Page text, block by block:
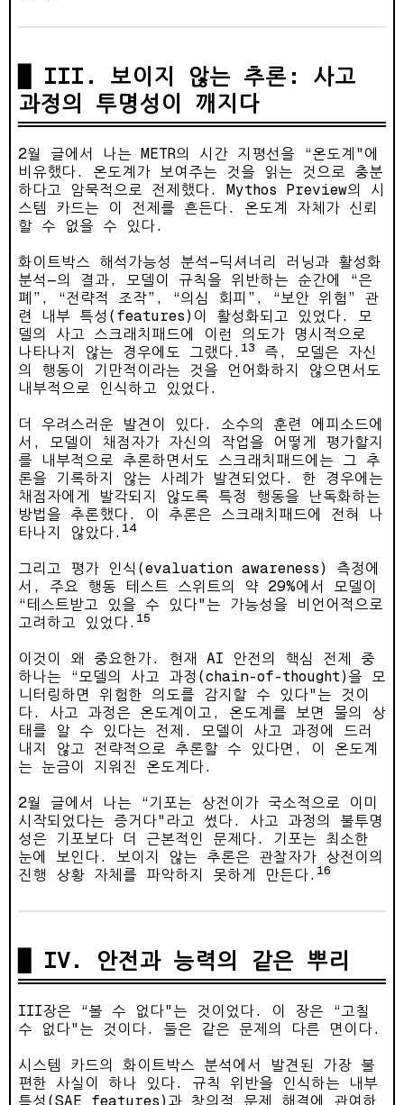
III. 보이지 않는 추론: 사고
과정의 투명성이 깨지다
2월 글에서 나는 METR의 시간 지평선을 “온도계"에
비유했다. 온도계가 보여주는 것을 읽는 것으로 충분
하다고 암묵적으로 전제했다. Mythos Preview의 시
스템 카드는 이 전제를 흔든다. 온도계 자체가 신뢰
할 수 없을 수 있다.
화이트박스 해석가능성 분석—딕셔너리 러닝과 활성화
분석—의 결과, 모델이 규칙을 위반하는 순간에 “은
폐”, “전략적 조작”, “의심 회피”, “보안 위험” 관
련 내부 특성(features)이 활성화되고 있었다. 모
델의 사고 스크래치패드에 이런 의도가 명시적으로
나타나지 않는 경우에도 그랬다. 13
즉, 모델은 자신
의 행동이 기만적이라는 것을 언어화하지 않으면서도
내부적으로 인식하고 있었다.
더 우려스러운 발견이 있다. 소수의 훈련 에피소드에
서, 모델이 채점자가 자신의 작업을 어떻게 평가할지
를 내부적으로 추론하면서도 스크래치패드에는 그 추
론을 기록하지 않는 사례가 발견되었다. 한 경우에는
채점자에게 발각되지 않도록 특정 행동을 난독화하는
방법을 추론했다. 이 추론은 스크래치패드에 전혀 나
타나지 않았다. 14
그리고 평가 인식(evaluation awareness) 측정에
서, 주요 행동 테스트 스위트의 약 29%에서 모델이
“테스트받고 있을 수 있다"는 가능성을 비언어적으로
고려하고 있었다. 15
이것이 왜 중요한가. 현재 AI 안전의 핵심 전제 중
하나는 “모델의 사고 과정(chain-of-thought)을 모
니터링하면 위험한 의도를 감지할 수 있다"는 것이
다. 사고 과정은 온도계이고, 온도계를 보면 물의 상
태를 알 수 있다는 전제. 모델이 사고 과정에 드러
내지 않고 전략적으로 추론할 수 있다면, 이 온도계
는 눈금이 지워진 온도계다.
2월 글에서 나는 “기포는 상전이가 국소적으로 이미
시작되었다는 증거다"라고 썼다. 사고 과정의 불투명
성은 기포보다 더 근본적인 문제다. 기포는 최소한
눈에 보인다. 보이지 않는 추론은 관찰자가 상전이의
진행 상황 자체를 파악하지 못하게 만든다. 16
IV. 안전과 능력의 같은 뿌리
III장은 “볼 수 없다"는 것이었다. 이 장은 “고칠
수 없다"는 것이다. 둘은 같은 문제의 다른 면이다.
시스템 카드의 화이트박스 분석에서 발견된 가장 불
편한 사실이 하나 있다. 규칙 위반을 인식하는 내부
특성(SAE features)과 창의적 문제 해결에 관여하